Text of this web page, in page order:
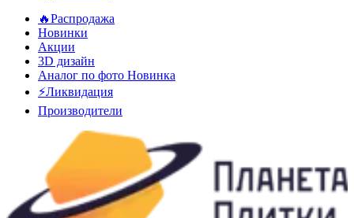
🔥Распродажа
Новинки
Акции
3D дизайн
Аналог по фото Новинка
⚡Ликвидация
Производители